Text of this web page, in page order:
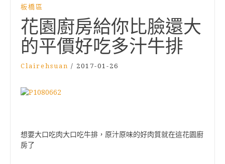
板橋區
花園廚房給你比臉還大
的平價好吃多汁牛排
Clairehsuan / 2017-01-26
想要大口吃肉大口吃牛排，原汁原味的好肉質就在這花園廚
房了